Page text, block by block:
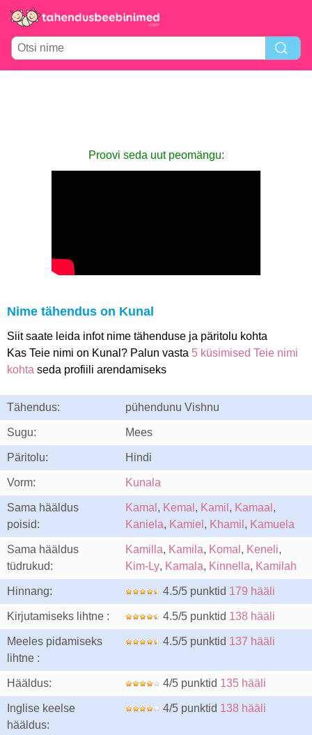
Proovi seda uut peomängu:
Nime tähendus on Kunal
Siit saate leida infot nime tähenduse ja päritolu kohta
Kas Teie nimi on Kunal? Palun vasta 5 küsimised Teie nimi
kohta seda profiili arendamiseks
Tähendus: pühendunu Vishnu
Sugu: Mees
Päritolu: Hindi
Vorm: Kunala
Sama hääldus
poisid:
Kamal , Kemal , Kamil , Kamaal ,
Kaniela, Kamiel , Khamil , Kamuela
Sama hääldus
tüdrukud:
Kamilla, Kamila, Komal , Keneli,
Kim-Ly, Kamala, Kinnella, Kamilah
Hinnang: 4.5/5 punktid 179 hääli
Kirjutamiseks lihtne : 4.5/5 punktid 138 hääli
Meeles pidamiseks
lihtne :
4.5/5 punktid 137 hääli
Hääldus: 4/5 punktid 135 hääli
Inglise keelse
hääldus:
4/5 punktid 138 hääli